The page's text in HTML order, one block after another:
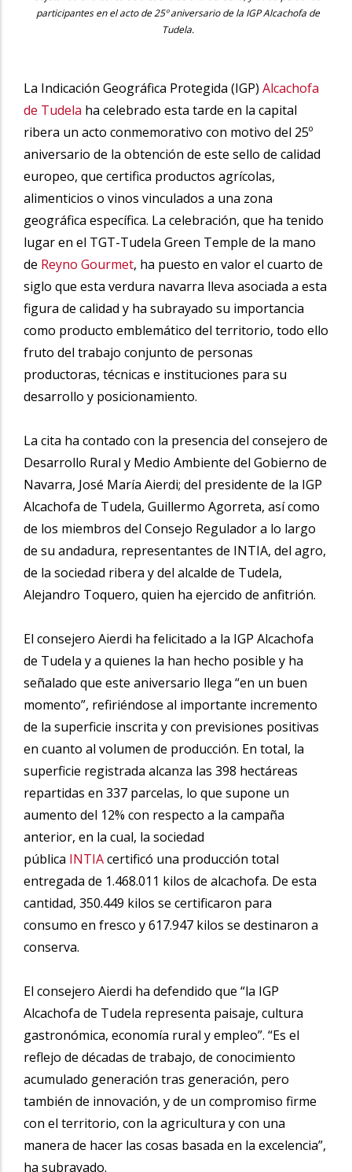
participantes en el acto de 25º aniversario de la IGP Alcachofa de
Tudela.
La Indicación Geográfica Protegida (IGP) Alcachofa
de Tudela ha celebrado esta tarde en la capital
ribera un acto conmemorativo con motivo del 25º
aniversario de la obtención de este sello de calidad
europeo, que certifica productos agrícolas,
alimenticios o vinos vinculados a una zona
geográfica específica. La celebración, que ha tenido
lugar en el TGT-Tudela Green Temple de la mano
de Reyno Gourmet, ha puesto en valor el cuarto de
siglo que esta verdura navarra lleva asociada a esta
figura de calidad y ha subrayado su importancia
como producto emblemático del territorio, todo ello
fruto del trabajo conjunto de personas
productoras, técnicas e instituciones para su
desarrollo y posicionamiento.
La cita ha contado con la presencia del consejero de
Desarrollo Rural y Medio Ambiente del Gobierno de
Navarra, José María Aierdi; del presidente de la IGP
Alcachofa de Tudela, Guillermo Agorreta, así como
de los miembros del Consejo Regulador a lo largo
de su andadura, representantes de INTIA, del agro,
de la sociedad ribera y del alcalde de Tudela,
Alejandro Toquero, quien ha ejercido de anfitrión.
El consejero Aierdi ha felicitado a la IGP Alcachofa
de Tudela y a quienes la han hecho posible y ha
señalado que este aniversario llega “en un buen
momento”, refiriéndose al importante incremento
de la superficie inscrita y con previsiones positivas
en cuanto al volumen de producción. En total, la
superficie registrada alcanza las 398 hectáreas
repartidas en 337 parcelas, lo que supone un
aumento del 12% con respecto a la campaña
anterior, en la cual, la sociedad
pública INTIAcertificó una producción total
entregada de 1.468.011 kilos de alcachofa. De esta
cantidad, 350.449 kilos se certificaron para
consumo en fresco y 617.947 kilos se destinaron a
conserva.
El consejero Aierdi ha defendido que “la IGP
Alcachofa de Tudela representa paisaje, cultura
gastronómica, economía rural y empleo”. “Es el
reflejo de décadas de trabajo, de conocimiento
acumulado generación tras generación, pero
también de innovación, y de un compromiso firme
con el territorio, con la agricultura y con una
manera de hacer las cosas basada en la excelencia”,
ha subrayado.